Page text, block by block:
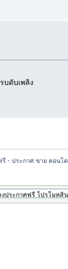
บดับเพลิง
- ประกาศ ขาย คอนโด